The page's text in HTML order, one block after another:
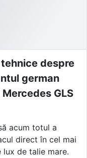
despre
german
GLS
acum totul a
direct în cel mai
de talie mare.